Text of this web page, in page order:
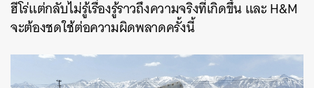
ฮีโร่แต่กลับไม่รู้เรื่องรู้ราวถึงความจริงที่เกิดขึ้น และ H&M
จะต้องชดใช้ต่อความผิดพลาดครั้งนี้